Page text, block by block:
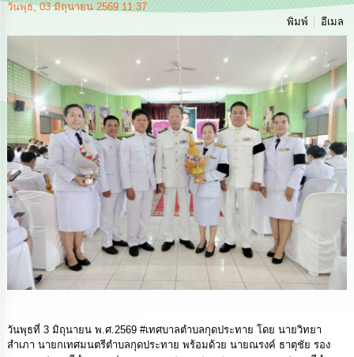
การ
เงิน
คลัง
นโยบาย
No
Gift
Policy
การ
ดำเนิน
การ
เพื่อ
ป้องกัน
การ
ทุจริต
ส่ง
เสริม
วันพุธ, 03 มิถุนายน 2569 11:37
พิมพ์
อีเมล
วันพุธที่ 3 มิถุนายน พ.ศ.2569 #เทศบาลตำบลกุดประทาย โดย นายวิทยา
สำเภา นายกเทศมนตรีตำบลกุดประทาย พร้อมด้วย นายณรงค์ ธาตุชัย รอง